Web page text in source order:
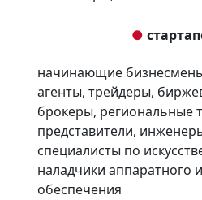
●
начинающие
агенты, трейдеры,
брокеры, региональные
представители,
специалисты по
наладчики аппаратного
обеспечения